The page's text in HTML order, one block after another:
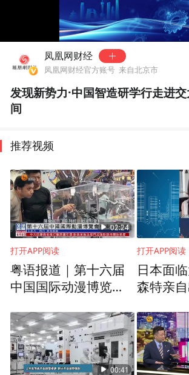
凤凰网财经
凤凰网财经官方账号 来自北京市
发现新势力·中国智造研学行走进
间
推荐视频
02:24
打开APP阅读
粤语报道｜第十六届
中国国际动漫博览会
打开APP阅读
日本面
森特亲
救美债
00:41